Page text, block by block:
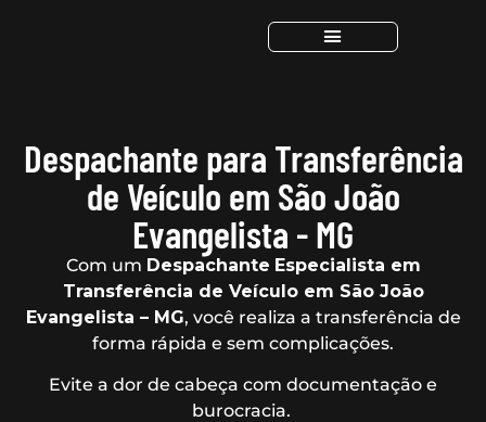
Despachante para Transferência
de Veículo em São João
Evangelista - MG
Com um Despachante Especialista em
Transferência de Veículo em São João
Evangelista – MG, você realiza a transferência de
forma rápida e sem complicações.
Evite a dor de cabeça com documentação e
burocracia.